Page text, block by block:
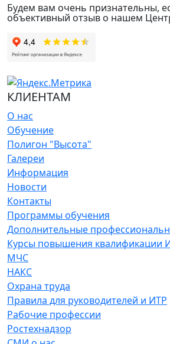
Будем вам очень признательны,
объективный отзыв о нашем
КЛИЕНТАМ
О нас
Обучение
Полигон "Высота"
Галереи
Информация
Новости
Контакты
Программы обучения
Дополнительные
Курсы повышения квалификации
МЧС
НАКС
Охрана труда
Правила для руководителей и ИТР
Рабочие профессии
Ростехнадзор